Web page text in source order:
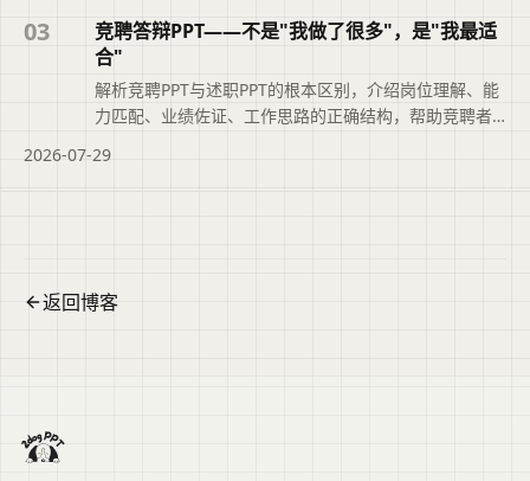
03
竞聘答辩PPT——不是"我做了很多"，是"我最适
合"
解析竞聘PPT与述职PPT的根本区别，介绍岗位理解、能
力匹配、业绩佐证、工作思路的正确结构，帮助竞聘者
2026-07-29
返回博客